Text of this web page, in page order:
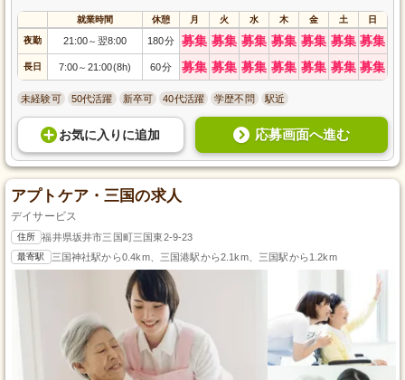
就業時間 休憩 月 火 水 木 金 土 日
夜勤 21:00～ 翌8:00 180分 募集 募集 募集 募集 募集 募集 募集
長日 7:00～ 21:00(8h) 60分 募集 募集 募集 募集 募集 募集 募集
未経験可 50代活躍 新卒可 40代活躍 学歴不問 駅近
お気に入り に追加 応募画面へ進む
アプトケア・三国の求人
デイサービス
住所 福井県坂井市三国町三国東2-9-23
最寄駅 三国神社駅から0.4km、三国港駅から2.1km、三国駅から1.2km